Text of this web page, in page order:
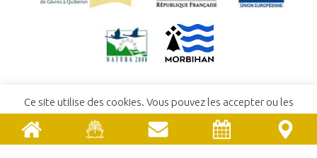
ACCUEIL
CONTACT
Ce site utilise des cookies. Vous pouvez les accepter ou les
ACCEPTER REFUSER En savoir plus